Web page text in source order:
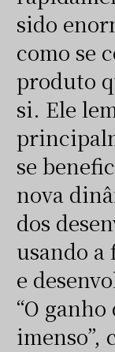
sido
como se
produto
si. Ele
se
nova
dos
usando
e
“O
imenso”,